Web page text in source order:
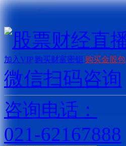
加入VIP 购买财富密钥 购买金股包
微信扫码咨询
咨询电话：
021-62167888